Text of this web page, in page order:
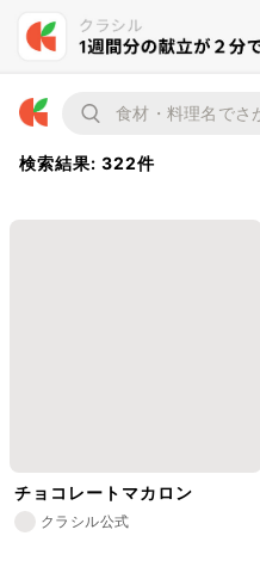
検索結果: 322件
チョコレートマカロン
クラシル公式